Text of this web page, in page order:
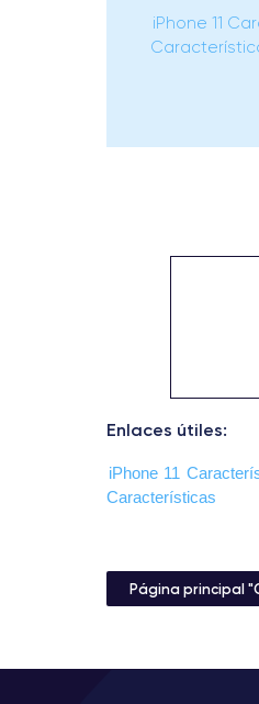
iPhone 11
Enlaces útiles:
iPhone 11
Características
Página principal